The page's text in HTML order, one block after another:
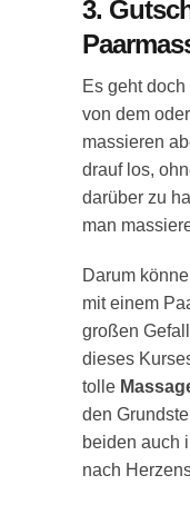
3.
Es geht
von dem
massieren
drauf los,
darüber zu
man
Darum
mit einem
großen
dieses
tolle
den
beiden auch
nach